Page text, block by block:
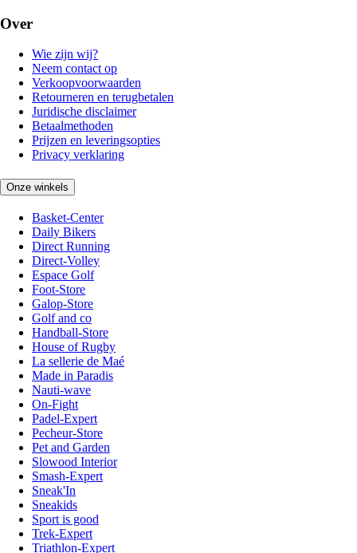
Over
Wie zijn wij?
Neem contact op
Verkoopvoorwaarden
Retourneren en terugbetalen
Juridische disclaimer
Betaalmethoden
Prijzen en leveringsopties
Privacy verklaring
Onze winkels
Basket-Center
Daily Bikers
Direct Running
Direct-Volley
Espace Golf
Foot-Store
Galop-Store
Golf and co
Handball-Store
House of Rugby
La sellerie de Maé
Made in Paradis
Nauti-wave
On-Fight
Padel-Expert
Pecheur-Store
Pet and Garden
Slowood Interior
Smash-Expert
Sneak'In
Sneakids
Sport is good
Trek-Expert
Triathlon-Expert